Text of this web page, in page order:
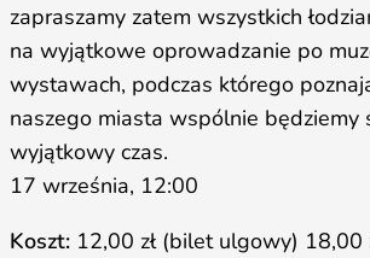
zapraszamy zatem wszystkich
na wyjątkowe oprowadzanie po
wystawach, podczas którego
naszego miasta wspólnie będziemy
wyjątkowy czas.
17 września, 12:00
Koszt: 12,00 zł (bilet ulgowy) 18,00